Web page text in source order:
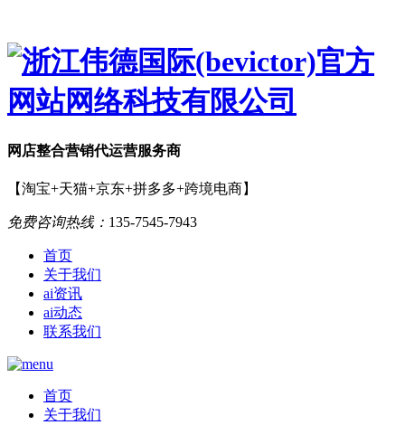
网店整合营销代运营服务商
【淘宝+天猫+京东+拼多多+跨境电商】
免费咨询热线： 135-7545-7943
首页
关于我们
ai资讯
ai动态
联系我们
首页
关于我们